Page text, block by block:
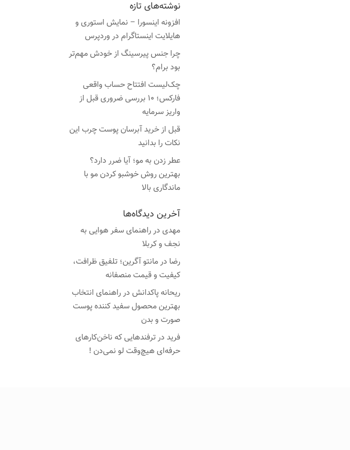
نوشته‌های تازه
افزونه اینسورا – نمایش استوری و
هایلایت اینستاگرام در وردپرس
چرا جنس پیرسینگ از خودش مهم‌تر
بود برام؟
چک‌لیست افتتاح حساب واقعی
فارکس؛ ۱۰ بررسی ضروری قبل از
واریز سرمایه
قبل از خرید آبرسان پوست چرب این
نکات را بدانید
عطر زدن به مو؛ آیا ضرر دارد؟
بهترین روش خوشبو کردن مو با
ماندگاری بالا
آخرین دیدگاه‌ها
مهدی درراهنمای سفر هوایی به
نجف و کربلا
رضا درمانتو آگرین؛ تلفیق ظرافت،
کیفیت و قیمت منصفانه
ریحانه پاکدانش درراهنمای انتخاب
بهترین محصول سفید کننده پوست
صورت و بدن
فرید درترفندهایی که ناخن‌کارهای
حرفه‌ای هیچ‌وقت لو نمی‌دن !